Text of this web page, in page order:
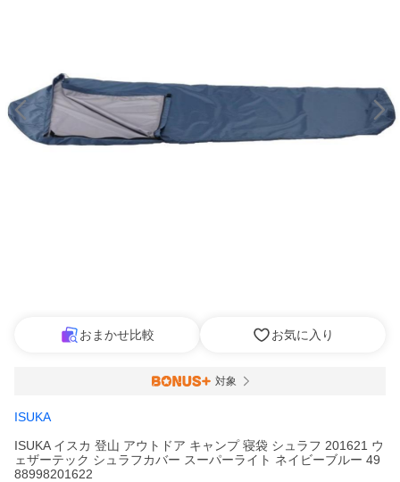
おまかせ比較 お気に入り
対象
ISUKA
ISUKA イスカ 登山 アウトドア キャンプ 寝袋 シュラフ 201621 ウ
ェザーテック シュラフカバー スーパーライト ネイビーブルー 49
88998201622